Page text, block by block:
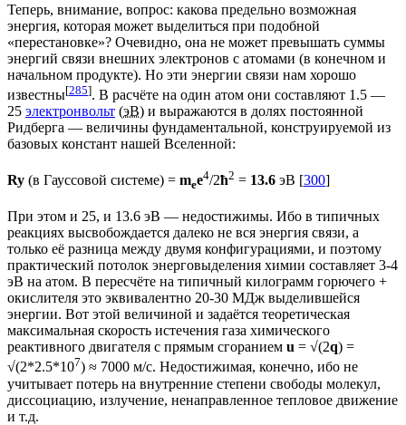
Теперь, внимание, вопрос: какова предельно возможная
энергия, которая может выделиться при подобной
«перестановке»? Очевидно, она не может превышать суммы
энергий связи внешних электронов с атомами (в конечном и
начальном продукте). Но эти энергии связи нам хорошо
известны[285]. В расчёте на один атом они составляют 1.5 —
25 электронвольт (эВ) и выражаются в долях постоянной
Ридберга — величины фундаментальной, конструируемой из
базовых констант нашей Вселенной:
Ry (в Гауссовой системе) = mee4/2ħ2 = 13.6 эВ [300]
При этом и 25, и 13.6 эВ — недостижимы. Ибо в типичных
реакциях высвобождается далеко не вся энергия связи, а
только её разница между двумя конфигурациями, и поэтому
практический потолок энерговыделения химии составляет 3-4
эВ на атом. В пересчёте на типичный килограмм горючего +
окислителя это эквивалентно 20-30 МДж выделившейся
энергии. Вот этой величиной и задаётся теоретическая
максимальная скорость истечения газа химического
реактивного двигателя с прямым сгоранием u = √(2q) =
√(2*2.5*107) ≈ 7000 м/с. Недостижимая, конечно, ибо не
учитывает потерь на внутренние степени свободы молекул,
диссоциацию, излучение, ненаправленное тепловое движение
и т.д.